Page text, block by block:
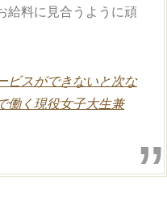
給料に見合うように頑
ビスができないと次な
働く現役女子大生兼